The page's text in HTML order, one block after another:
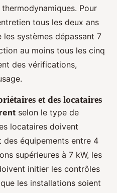
thermodynamiques. Pour
tous les deux ans
systèmes dépassant 7
au moins tous les cinq
des vérifications,
et des locataires
selon le type de
locataires doivent
équipements entre 4
supérieures à 7 kW, les
initier les contrôles
les installations soient